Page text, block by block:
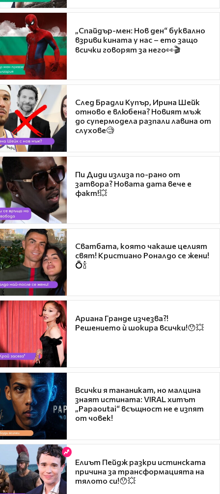
„Спайдър-мен: Нов ден“ буквално
взриви кината у нас – ето защо
всички говорят за него👀🎬
След Брадли Купър, Ирина Шейк
отново е влюбена? Новият мъж
до супермодела разпали лавина от
слухове🧐
Пи Диди излиза по-рано от
затвора? Новата дата вече е
факт!💥
Сватбата, която чакаше целият
свят! Кристиано Роналдо се жени!
💍🍾
Ариана Гранде изчезва?!
Решението ѝ шокира всички!😯💥
Всички я тананикат, но малцина
знаят истината: VIRAL хитът
„Papaoutai“ всъщност не е изпят
от човек!
Елиът Пейдж разкри истинската
причина за трансформацията на
тялото си!😯💥